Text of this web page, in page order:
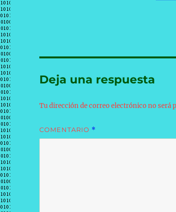
Deja una respuesta
Tu dirección de correo electrónico no será
COMENTARIO *